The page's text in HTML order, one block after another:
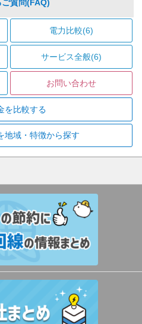
質問(FAQ)
電力比較(6)
サービス全般(6)
お問い合わせ
を比較する
地域・特徴から探す